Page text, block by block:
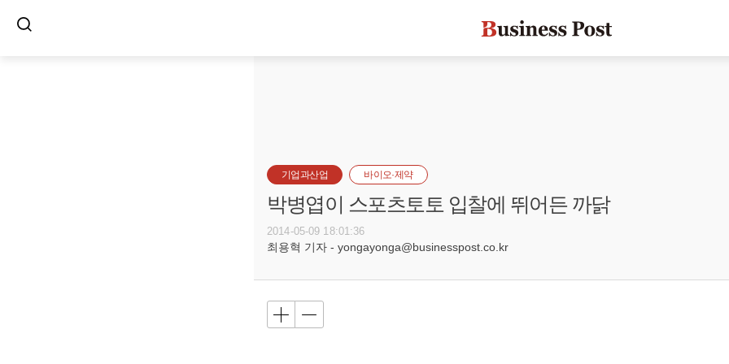
기업과산업 바이오·제약
박병엽이 스포츠토토 입찰에 뛰어든 까닭
2014-05-09 18:01:36
최용혁 기자 - yongayonga@businesspost.co.kr